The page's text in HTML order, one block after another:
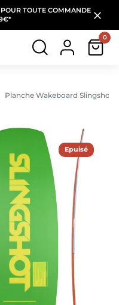
TOUTE COMMANDE
0
Planche Wakeboard Slingshot
Epuisé